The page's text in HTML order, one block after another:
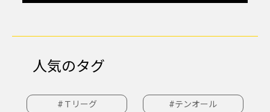
人気のタグ
#Ｔリーグ #テンオール